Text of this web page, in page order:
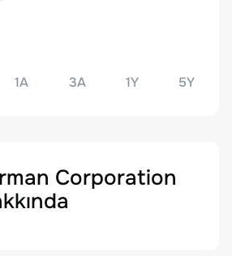
1A 3A 1Y 5Y
Corporation